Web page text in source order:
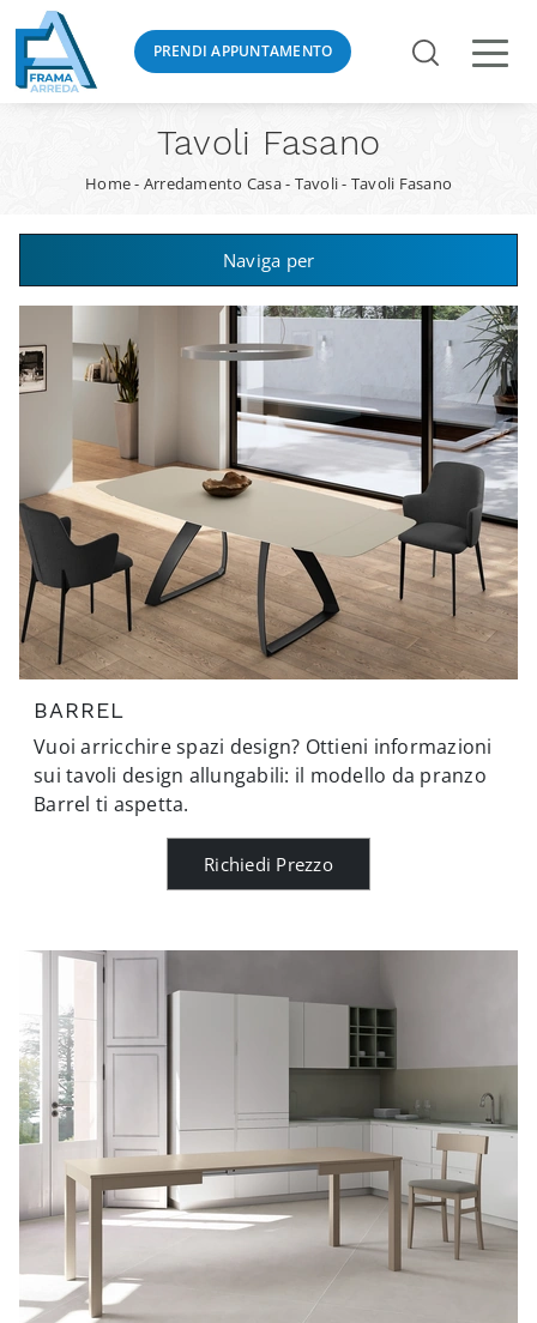
PRENDI APPUNTAMENTO
Tavoli Fasano
Home- Arredamento Casa- Tavoli- Tavoli Fasano
Naviga per
BARREL
Vuoi arricchire spazi design? Ottieni informazioni
sui tavoli design allungabili: il modello da pranzo
Barrel ti aspetta.
Richiedi Prezzo